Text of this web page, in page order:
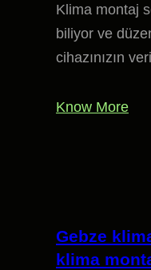
Klima montaj
biliyor ve
cihazınızın
Know More
Gebze
klima